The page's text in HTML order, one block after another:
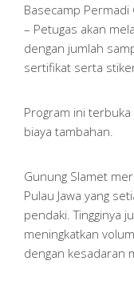
Basecamp
– Petugas akan
dengan jumlah
sertifikat serta
Program ini
biaya tambahan.
Gunung Slamet
Pulau Jawa yang
pendaki. Tingginya
meningkatkan
dengan kesadaran